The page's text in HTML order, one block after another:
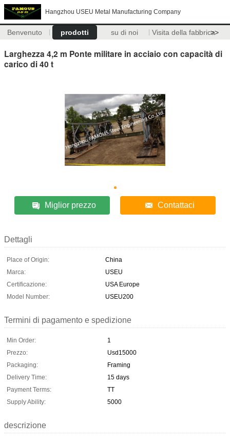
Hangzhou USEU Metal Manufacturing Company
Benvenuto prodotti su di noi Visita della fabbrica>>
Larghezza 4,2 m Ponte militare in acciaio con capacità di
carico di 40 t
Miglior prezzo Contattaci
Dettagli
Place of Origin:
China
Marca:
USEU
Certificazione:
USA Europe
Model Number:
USEU200
Termini di pagamento e spedizione
Min Order:
1
Prezzo:
Usd15000
Packaging:
Framing
Delivery Time:
15 days
Payment Terms:
TT
Supply Ability:
5000
descrizione